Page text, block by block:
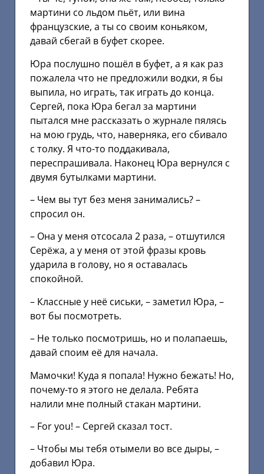
мартини со льдом пьёт, или вина
французские, а ты со своим коньяком,
давай сбегай в буфет скорее.
Юра послушно пошёл в буфет, а я как раз
пожалела что не предложили водки, я бы
выпила, но играть, так играть до конца.
Сергей, пока Юра бегал за мартини
пытался мне рассказать о журнале пялясь
на мою грудь, что, наверняка, его сбивало
с толку. Я что-то поддакивала,
переспрашивала. Наконец Юра вернулся с
двумя бутылками мартини.
– Чем вы тут без меня занимались? –
спросил он.
– Она у меня отсосала 2 раза, – отшутился
Серёжа, а у меня от этой фразы кровь
ударила в голову, но я оставалась
спокойной.
– Классные у неё сиськи, – заметил Юра, –
вот бы посмотреть.
– Не только посмотришь, но и полапаешь,
давай споим её для начала.
Мамочки! Куда я попала! Нужно бежать! Но,
почему-то я этого не делала. Ребята
налили мне полный стакан мартини.
– Fоr yоu! – Сергей сказал тост.
– Чтобы мы тебя отымели во все дыры, –
добавил Юра.